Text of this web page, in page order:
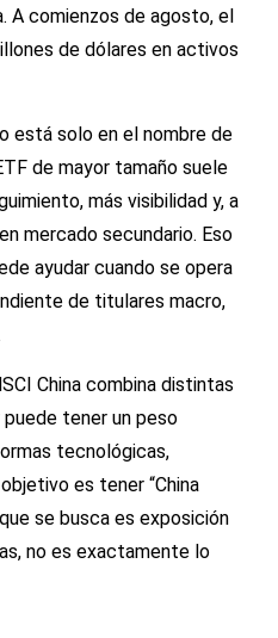
A comienzos de agosto, el
de dólares en activos
está solo en el nombre de
de mayor tamaño suele
más visibilidad y, a
mercado secundario. Eso
ayudar cuando se opera
de titulares macro,
China combina distintas
tener un peso
tecnológicas,
es tener “China
se busca es exposición
no es exactamente lo